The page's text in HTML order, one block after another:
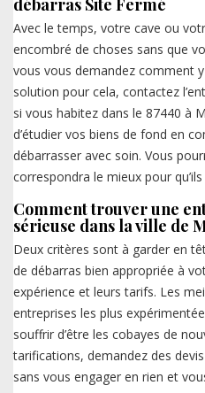
Avec le temps, votre cave ou
encombré de choses sans que
vous vous demandez comment
solution pour cela, contactez
si vous habitez dans le 87440 à
d’étudier vos biens de fond en
débarrasser avec soin. Vous
correspondra le mieux pour
Comment trouver une
sérieuse dans la ville de
Deux critères sont à garder en
de débarras bien appropriée à
expérience et leurs tarifs. Les
entreprises les plus
souffrir d’être les cobayes de
tarifications, demandez des
sans vous engager en rien et